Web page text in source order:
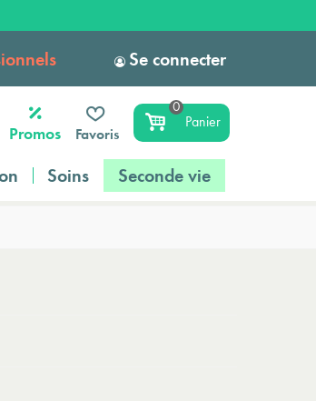
Se connecter
Promos Favoris
0
Panier
Soins Seconde vie